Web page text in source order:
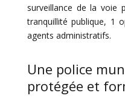
surveillance de la voie
tranquillité publique, 1
agents administratifs.
Une police
protégée et